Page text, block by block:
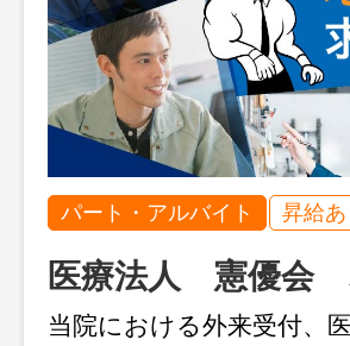
パート・アルバイト 昇給あ
医療法人 憲優会
当院における外来受付、